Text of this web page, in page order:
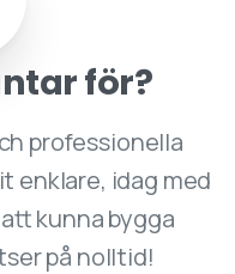
för?
professionella
enklare, idag med
kunna bygga
på nolltid!